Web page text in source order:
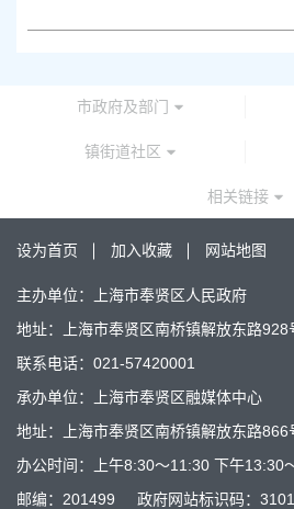
市政府及部门
镇街道社区
相关链接
设为首页 加入收藏 网站地图
主办单位：上海市奉贤区人民政府
地址：上海市奉贤区南桥镇解放东路928
联系电话：021-57420001
承办单位：上海市奉贤区融媒体中心
地址：上海市奉贤区南桥镇解放东路866
办公时间：上午8:30～11:30 下午13:30
邮编：201499
政府网站标识码：